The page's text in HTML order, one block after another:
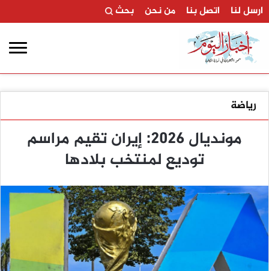
ارسل لنا اتصل بنا من نحن بحث
رياضة
مونديال 2026: إيران تقيم مراسم
توديع لمنتخب بلادها